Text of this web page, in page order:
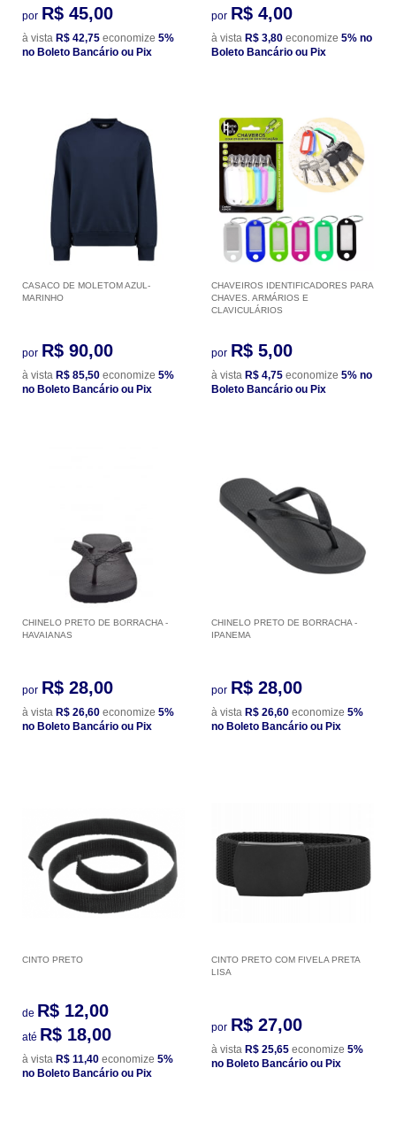
por R$ 45,00
à vista R$ 42,75 economize 5%
no Boleto Bancário ou Pix
por R$ 4,00
à vista R$ 3,80 economize 5% no
Boleto Bancário ou Pix
CASACO DE MOLETOM AZUL-
MARINHO
por R$ 90,00
à vista R$ 85,50 economize 5%
no Boleto Bancário ou Pix
CHAVEIROS IDENTIFICADORES PARA
CHAVES. ARMÁRIOS E
CLAVICULÁRIOS
por R$ 5,00
à vista R$ 4,75 economize 5% no
Boleto Bancário ou Pix
CHINELO PRETO DE BORRACHA -
HAVAIANAS
por R$ 28,00
à vista R$ 26,60 economize 5%
no Boleto Bancário ou Pix
CHINELO PRETO DE BORRACHA -
IPANEMA
por R$ 28,00
à vista R$ 26,60 economize 5%
no Boleto Bancário ou Pix
CINTO PRETO
de R$ 12,00
até R$ 18,00
à vista R$ 11,40 economize 5%
no Boleto Bancário ou Pix
CINTO PRETO COM FIVELA PRETA
LISA
por R$ 27,00
à vista R$ 25,65 economize 5%
no Boleto Bancário ou Pix